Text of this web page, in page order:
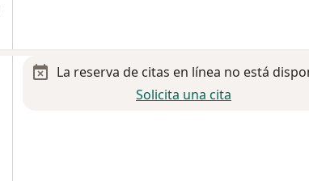
La reserva de citas en línea no está
Solicita una cita